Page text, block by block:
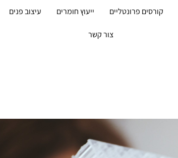
קורסים פרונטליים ייעוץ חומרים עיצוב פנים
צור קשר